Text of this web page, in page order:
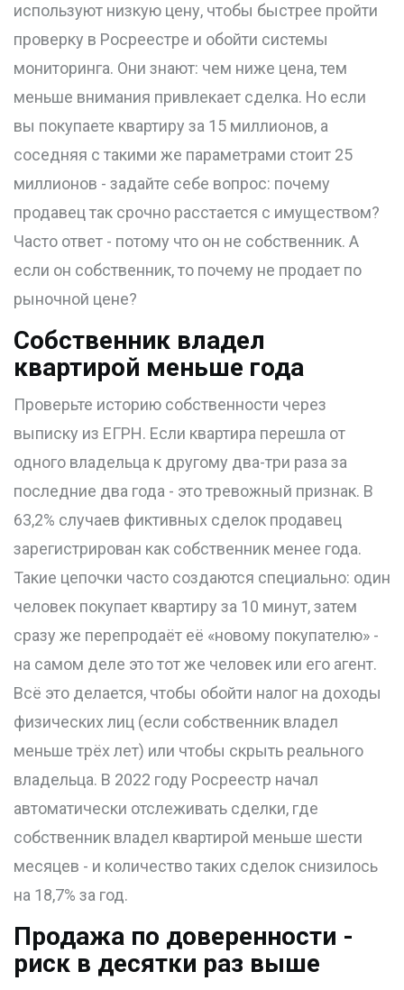
используют низкую цену, чтобы быстрее пройти
проверку в Росреестре и обойти системы
мониторинга. Они знают: чем ниже цена, тем
меньше внимания привлекает сделка. Но если
вы покупаете квартиру за 15 миллионов, а
соседняя с такими же параметрами стоит 25
миллионов - задайте себе вопрос: почему
продавец так срочно расстается с имуществом?
Часто ответ - потому что он не собственник. А
если он собственник, то почему не продает по
рыночной цене?
Собственник владел
квартирой меньше года
Проверьте историю собственности через
выписку из ЕГРН. Если квартира перешла от
одного владельца к другому два-три раза за
последние два года - это тревожный признак. В
63,2% случаев фиктивных сделок продавец
зарегистрирован как собственник менее года.
Такие цепочки часто создаются специально: один
человек покупает квартиру за 10 минут, затем
сразу же перепродаёт её «новому покупателю» -
на самом деле это тот же человек или его агент.
Всё это делается, чтобы обойти налог на доходы
физических лиц (если собственник владел
меньше трёх лет) или чтобы скрыть реального
владельца. В 2022 году Росреестр начал
автоматически отслеживать сделки, где
собственник владел квартирой меньше шести
месяцев - и количество таких сделок снизилось
на 18,7% за год.
Продажа по доверенности -
риск в десятки раз выше